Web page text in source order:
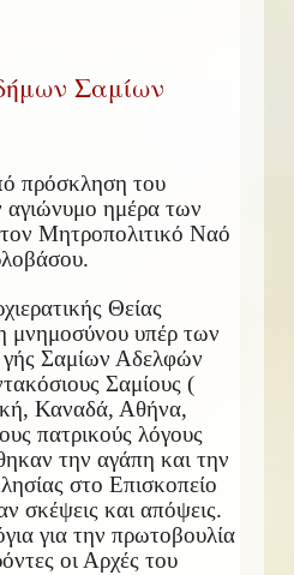
Σαμίων
πρόσκληση του
αγιώνυμο ημέρα των
Μητροπολιτικό Ναό
Θείας
μνημοσύνου υπέρ των
Σαμίων Αδελφών
Σαμίους (
Καναδά, Αθήνα,
πατρικούς λόγους
την αγάπη και την
στο Επισκοπείο
σκέψεις και απόψεις.
για την πρωτοβουλία
οι Αρχές του